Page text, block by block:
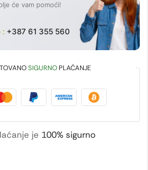
će vam pomoći!
: +387 61 355 560
SIGURNOPLAĆANJE
je 100% sigurno